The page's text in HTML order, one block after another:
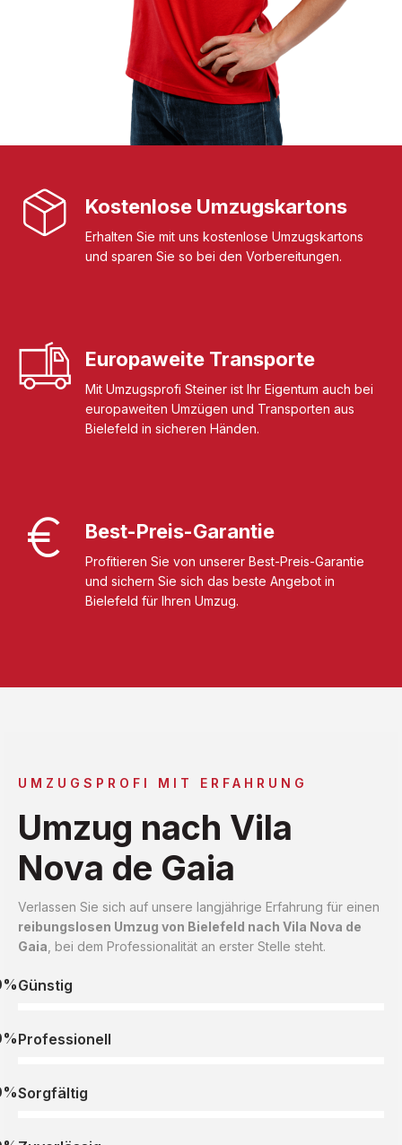
Kostenlose Umzugskartons
Erhalten Sie mit uns kostenlose Umzugskartons
und sparen Sie so bei den Vorbereitungen.
Europaweite Transporte
Mit Umzugsprofi Steiner ist Ihr Eigentum auch bei
europaweiten Umzügen und Transporten aus
Bielefeld in sicheren Händen.
Best-Preis-Garantie
Profitieren Sie von unserer Best-Preis-Garantie
und sichern Sie sich das beste Angebot in
Bielefeld für Ihren Umzug.
UMZUGSPROFI MIT ERFAHRUNG
Umzug nach Vila
Nova de Gaia
Verlassen Sie sich auf unsere langjährige Erfahrung für einen
reibungslosen Umzug von Bielefeld nach Vila Nova de
Gaia , bei dem Professionalität an erster Stelle steht.
Günstig
Professionell
Sorgfältig